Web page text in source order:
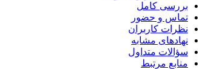
بررسی کامل
تماس و حضور
نظرات کاربران
نهادهای مشابه
سؤالات متداول
منابع مرتبط